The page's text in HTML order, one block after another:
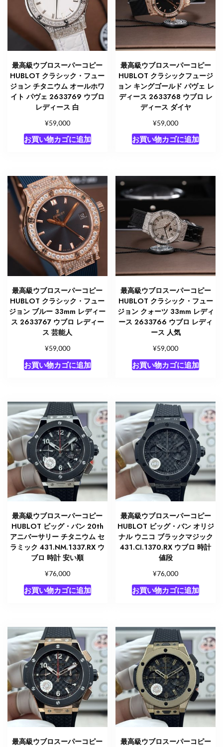
最高級ウブロスーパーコピー
HUBLOT クラシック・フュー
ジョン チタニウム オールホワ
イト パヴェ 2633769 ウブロ
レディース 白
¥59,000
お買い物カゴに追加
最高級ウブロスーパーコピー
HUBLOT クラシックフュージ
ョン キングゴールド パヴェ レ
ディース 2633768 ウブロ レ
ディース ダイヤ
¥59,000
お買い物カゴに追加
最高級ウブロスーパーコピー
HUBLOT クラシック・フュー
ジョン ブルー 33mm レディー
ス 2633767 ウブロ レディー
ス 芸能人
¥59,000
お買い物カゴに追加
最高級ウブロスーパーコピー
HUBLOT クラシック・フュー
ジョン クォーツ 33mm レディ
ース 2633766 ウブロ レディ
ース 人気
¥59,000
お買い物カゴに追加
最高級ウブロスーパーコピー
HUBLOT ビッグ・バン 20th
アニバーサリー チタニウム セ
ラミック 431.NM.1337.RX ウ
ブロ 時計 安い順
¥76,000
お買い物カゴに追加
最高級ウブロスーパーコピー
HUBLOT ビッグ・バン オリジ
ナル ウニコ ブラックマジック
431.CI.1370.RX ウブロ 時計
値段
¥76,000
お買い物カゴに追加
最高級ウブロスーパーコピー
最高級ウブロスーパーコピー